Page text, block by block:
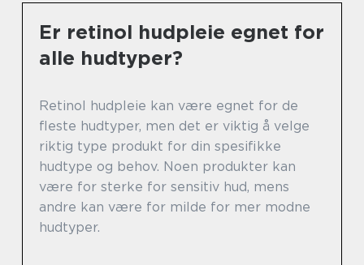
Er retinol hudpleie egnet for
alle hudtyper?
Retinol hudpleie kan være egnet for de
fleste hudtyper, men det er viktig å velge
riktig type produkt for din spesifikke
hudtype og behov. Noen produkter kan
være for sterke for sensitiv hud, mens
andre kan være for milde for mer modne
hudtyper.